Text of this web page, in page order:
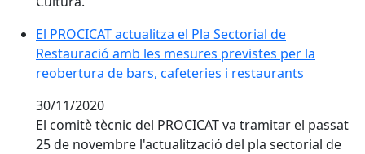
El PROCICAT actualitza el Pla Sectorial de
Restauració amb les mesures previstes per la
reobertura de bars, cafeteries i restaurants
30/11/2020
El comitè tècnic del PROCICAT va tramitar el passat
25 de novembre l'actualització del pla sectorial de